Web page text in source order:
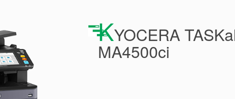
KYOCERA
MA4500ci